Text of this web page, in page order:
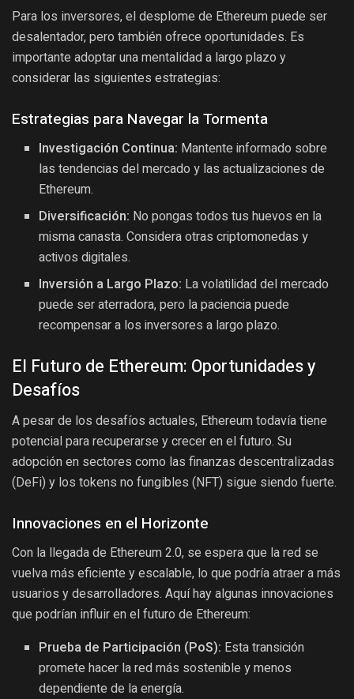
Para los inversores, el desplome de Ethereum puede ser
desalentador, pero también ofrece oportunidades. Es
importante adoptar una mentalidad a largo plazo y
considerar las siguientes estrategias:
Estrategias para Navegar la Tormenta
Investigación Continua: Mantente informado sobre
las tendencias del mercado y las actualizaciones de
Ethereum.
Diversificación: No pongas todos tus huevos en la
misma canasta. Considera otras criptomonedas y
activos digitales.
Inversión a Largo Plazo: La volatilidad del mercado
puede ser aterradora, pero la paciencia puede
recompensar a los inversores a largo plazo.
El Futuro de Ethereum: Oportunidades y
Desafíos
A pesar de los desafíos actuales, Ethereum todavía tiene
potencial para recuperarse y crecer en el futuro. Su
adopción en sectores como las finanzas descentralizadas
(DeFi) y los tokens no fungibles (NFT) sigue siendo fuerte.
Innovaciones en el Horizonte
Con la llegada de Ethereum 2.0, se espera que la red se
vuelva más eficiente y escalable, lo que podría atraer a más
usuarios y desarrolladores. Aquí hay algunas innovaciones
que podrían influir en el futuro de Ethereum:
Prueba de Participación (PoS): Esta transición
promete hacer la red más sostenible y menos
dependiente de la energía.